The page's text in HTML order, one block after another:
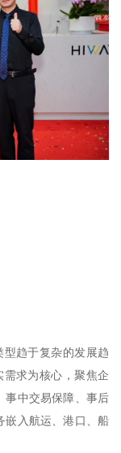
趋于复杂的发展趋
求为核心，聚焦企
事中交易保障、事后
嵌入航运、港口、船